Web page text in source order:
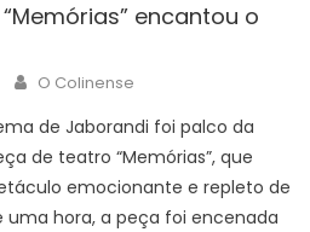
encantou o
Author
O Colinense
de Jaborandi foi palco da
de teatro “Memórias”, que
emocionante e repleto de
uma hora, a peça foi encenada